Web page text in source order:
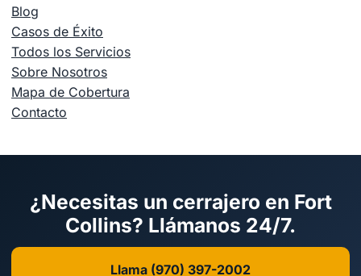
Blog
Casos de Éxito
Todos los Servicios
Sobre Nosotros
Mapa de Cobertura
Contacto
¿Necesitas un cerrajero en Fort
Collins? Llámanos 24/7.
Llama (970) 397-2002